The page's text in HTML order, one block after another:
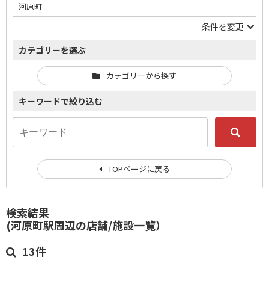
検索結果
(河原町駅周辺の店舗/施設一覧）
13件
河原町
条件を変更
カテゴリーを選ぶ
カテゴリーから探す
キーワードで絞り込む
TOPページに戻る